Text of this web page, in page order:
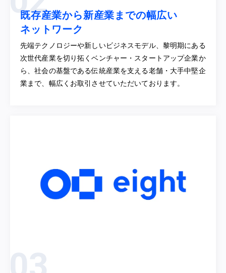
既存産業から新産業までの幅広い
ネットワーク
先端テクノロジーや新しいビジネスモデル、黎明期にある
次世代産業を切り拓くベンチャー・スタートアップ企業か
ら、社会の基盤である伝統産業を支える老舗・大手中堅企
業まで、幅広くお取引させていただいております。